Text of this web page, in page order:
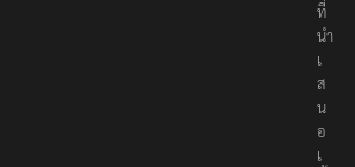
ที่
นำ
เ
ส
น
อ
เ